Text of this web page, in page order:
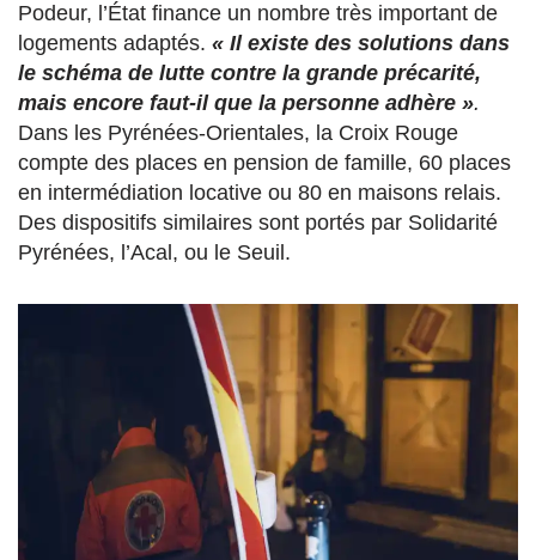
Podeur, l’État finance un nombre très important de
logements adaptés. « Il existe des solutions dans
le schéma de lutte contre la grande précarité,
mais encore faut-il que la personne adhère ».
Dans les Pyrénées-Orientales, la Croix Rouge
compte des places en pension de famille, 60 places
en intermédiation locative ou 80 en maisons relais.
Des dispositifs similaires sont portés par Solidarité
Pyrénées, l’Acal, ou le Seuil.